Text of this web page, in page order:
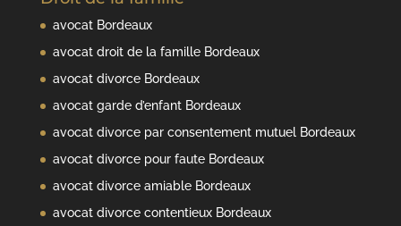
avocat Bordeaux
avocat droit de la famille Bordeaux
avocat divorce Bordeaux
avocat garde d’enfant Bordeaux
avocat divorce par consentement mutuel Bordeaux
avocat divorce pour faute Bordeaux
avocat divorce amiable Bordeaux
avocat divorce contentieux Bordeaux